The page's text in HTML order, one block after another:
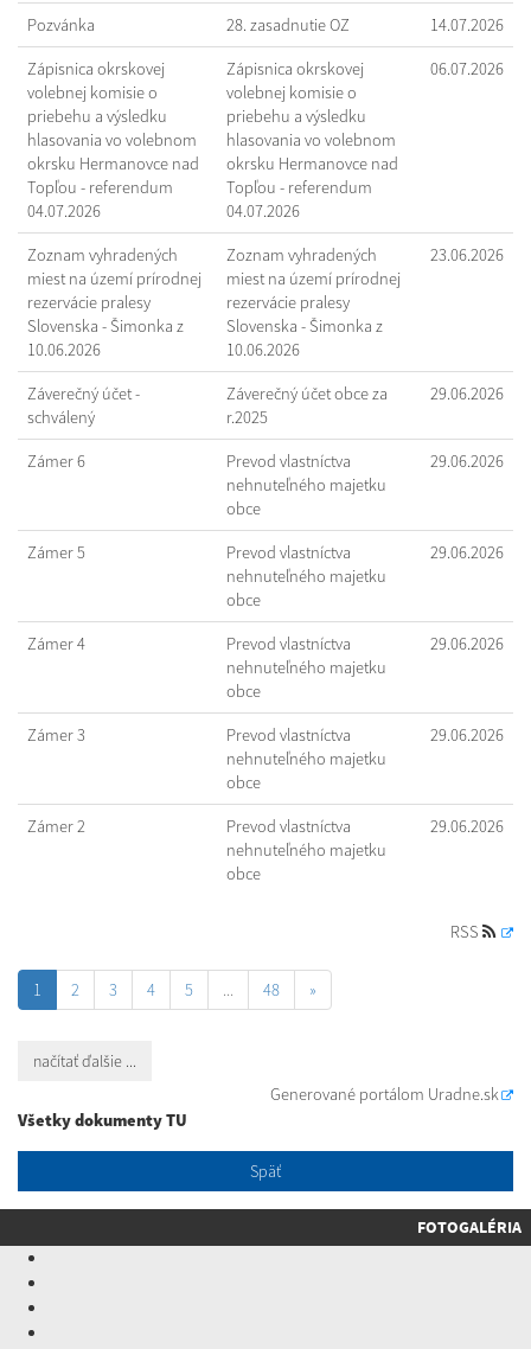
Pozvánka 28. zasadnutie OZ 14.07.2026
Zápisnica okrskovej
volebnej komisie o
priebehu a výsledku
hlasovania vo volebnom
okrsku Hermanovce nad
Topľou - referendum
04.07.2026
Zápisnica okrskovej
volebnej komisie o
priebehu a výsledku
hlasovania vo volebnom
okrsku Hermanovce nad
Topľou - referendum
04.07.2026
06.07.2026
Zoznam vyhradených
miest na území prírodnej
rezervácie pralesy
Slovenska - Šimonka z
10.06.2026
Zoznam vyhradených
miest na území prírodnej
rezervácie pralesy
Slovenska - Šimonka z
10.06.2026
23.06.2026
Záverečný účet -
schválený
Záverečný účet obce za
r.2025
29.06.2026
Zámer 6
Prevod vlastníctva
nehnuteľného majetku
obce
29.06.2026
Zámer 5
Prevod vlastníctva
nehnuteľného majetku
obce
29.06.2026
Zámer 4
Prevod vlastníctva
nehnuteľného majetku
obce
29.06.2026
Zámer 3
Prevod vlastníctva
nehnuteľného majetku
obce
29.06.2026
Zámer 2
Prevod vlastníctva
nehnuteľného majetku
obce
29.06.2026
RSS
1 2 3 4 5 ... 48 »
načítať ďalšie ...
Generované portálom Uradne.sk
Všetky dokumenty TU
Späť
FOTOGALÉRIA